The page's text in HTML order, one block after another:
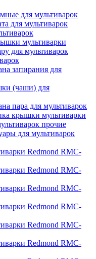
для мультиварок
для мультиварок
мультиварки
для мультиварок
запирания для
(чаши) для
пара для мультиварок
крышки мультиварки
прочие
для мультиварок
Redmond RMC-
Redmond RMC-
Redmond RMC-
Redmond RMC-
Redmond RMC-
Redmond RMC-